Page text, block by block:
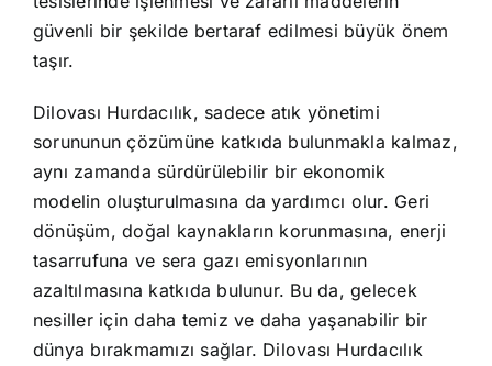
güvenli bir şekilde bertaraf edilmesi büyük önem
taşır.
Dilovası Hurdacılık, sadece atık yönetimi
sorununun çözümüne katkıda bulunmakla kalmaz,
aynı zamanda sürdürülebilir bir ekonomik
modelin oluşturulmasına da yardımcı olur. Geri
dönüşüm, doğal kaynakların korunmasına, enerji
tasarrufuna ve sera gazı emisyonlarının
azaltılmasına katkıda bulunur. Bu da, gelecek
nesiller için daha temiz ve daha yaşanabilir bir
dünya bırakmamızı sağlar. Dilovası Hurdacılık